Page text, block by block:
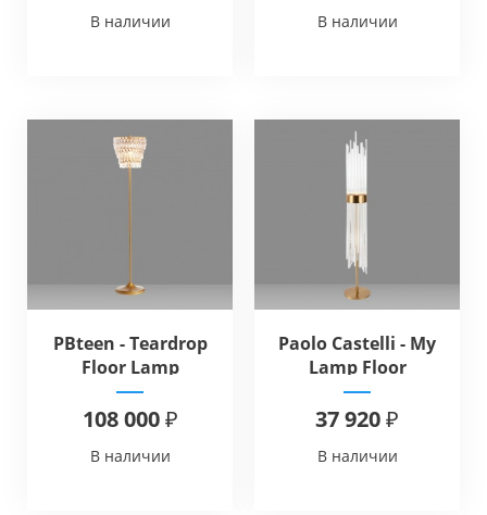
В наличии В наличии
PBteen - Teardrop
Floor Lamp
108 000 ₽
В наличии
Paolo Castelli - My
Lamp Floor
37 920 ₽
В наличии